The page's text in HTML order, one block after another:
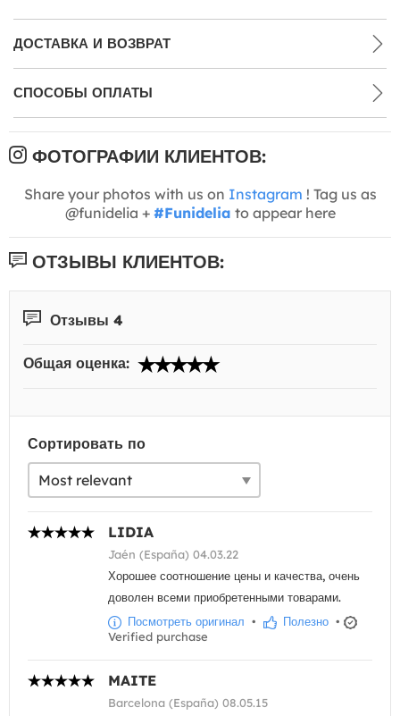
ДОСТАВКА И ВОЗВРАТ
СПОСОБЫ ОПЛАТЫ
ФОТОГРАФИИ КЛИЕНТОВ:
Share your photos with us on Instagram ! Tag us as
@funidelia + #Funidelia to appear here
ОТЗЫВЫ КЛИЕНТОВ:
Отзывы 4
Общая оценка:
Сортировать по
LIDIA
Jaén (España) 04.03.22
Хорошее соотношение цены и качества, очень
доволен всеми приобретенными товарами.
Посмотреть оригинал • Полезно •
Verified purchase
MAITE
Barcelona (España) 08.05.15